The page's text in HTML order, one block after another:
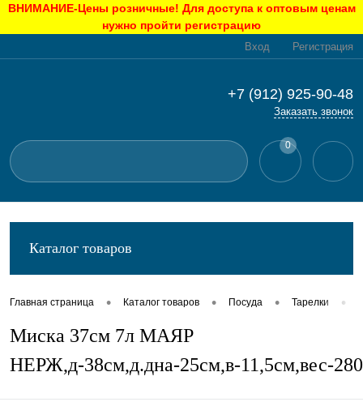
ВНИМАНИЕ-Цены розничные! Для доступа к оптовым ценам
нужно пройти регистрацию
Вход Регистрация
+7 (912) 925-90-48
Заказать звонок
0
Каталог товаров
Главная страница • Каталог товаров • Посуда • Тарелки •
Миска 37см 7л МАЯР
НЕРЖ,д-38см,д.дна-25см,в-11,5см,вес-